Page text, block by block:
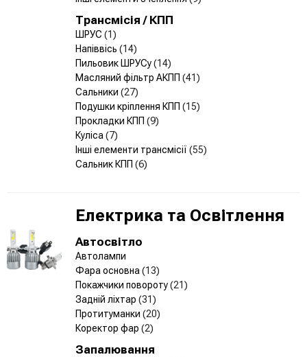
Трансмісія / КПП
ШРУС (1)
Напіввісь (14)
Пильовик ШРУСу(14)
Масляний фільтр АКПП (41)
Сальники (27)
Подушки кріплення КПП (15)
Прокладки КПП (9)
Куліса (7)
Інші елементи трансмісії (55)
Сальник КПП (6)
Електрика та Освітлення
Автосвітло
Автолампи
Фара основна (13)
Покажчики повороту(21)
Задній ліхтар (31)
Протитуманки (20)
Коректор фар (2)
Запалювання